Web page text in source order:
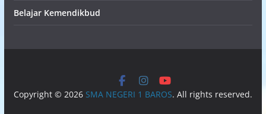
Belajar Kemendikbud
Copyright © 2026 SMA NEGERI 1 BAROS. All rights reserved.